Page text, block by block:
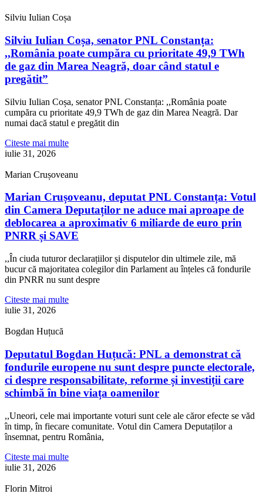
Silviu Iulian Coșa
Silviu Iulian Coșa, senator PNL Constanța:
,,România poate cumpăra cu prioritate 49,9 TWh
de gaz din Marea Neagră, doar când statul e
pregătit”
Silviu Iulian Coșa, senator PNL Constanța: ,,România poate
cumpăra cu prioritate 49,9 TWh de gaz din Marea Neagră. Dar
numai dacă statul e pregătit din
Citeste mai multe
iulie 31, 2026
Marian Crușoveanu
Marian Crușoveanu, deputat PNL Constanța: Votul
din Camera Deputaților ne aduce mai aproape de
deblocarea a aproximativ 6 miliarde de euro prin
PNRR și SAVE
,,În ciuda tuturor declarațiilor și disputelor din ultimele zile, mă
bucur că majoritatea colegilor din Parlament au înțeles că fondurile
din PNRR nu sunt despre
Citeste mai multe
iulie 31, 2026
Bogdan Huțucă
Deputatul Bogdan Huțucă: PNL a demonstrat că
fondurile europene nu sunt despre puncte electorale,
ci despre responsabilitate, reforme și investiții care
schimbă în bine viața oamenilor
,,Uneori, cele mai importante voturi sunt cele ale căror efecte se văd
în timp, în fiecare comunitate. Votul din Camera Deputaților a
însemnat, pentru România,
Citeste mai multe
iulie 31, 2026
Florin Mitroi